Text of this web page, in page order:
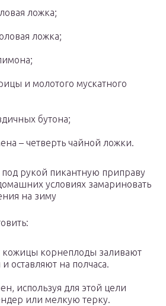
ложка;
ложка;
и молотого мускатного
бутона;
– четверть чайной ложки.
под рукой пикантную приправу
условиях замариновать
на зиму
корнеплоды заливают
оставляют на полчаса.
используя для этой цели
или мелкую терку.